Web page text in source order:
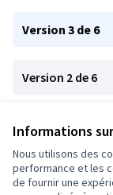
Informations
Nous utilisons des
performance et les
de fournir une
Version 3 de 6
Version 2 de 6
Version 1 de 6
Conditions